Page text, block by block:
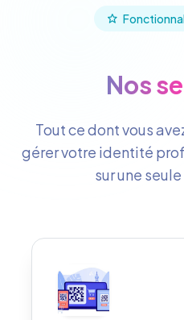
Nos
Tout ce dont vous
gérer votre identité
sur une